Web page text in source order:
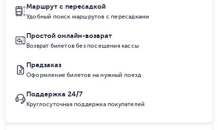
Маршрут с пересадкой
Удобный поиск маршрутов с пересадками
Простой онлайн-возврат
Возврат билетов без посещения кассы
Предзаказ
Оформление билетов на нужный поезд
Поддержка 24/7
Круглосуточная поддержка покупателей